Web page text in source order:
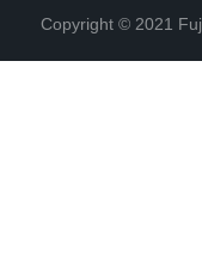
Copyright © 2021